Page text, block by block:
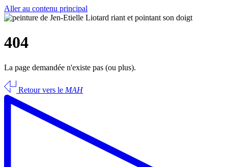
Aller au contenu principal
404
La page demandée n'existe pas (ou plus).
Retour vers le MAH